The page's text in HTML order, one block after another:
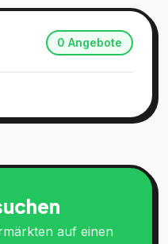
0 Angebote
auf einen